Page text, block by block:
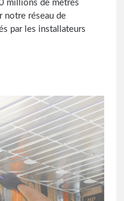
millions de mètres
notre réseau de
par les installateurs